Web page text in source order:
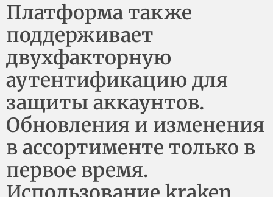
Платформа также
поддерживает
двухфакторную
аутентификацию для
защиты аккаунтов.
Обновления и изменения
в ассортименте только в
первое время.